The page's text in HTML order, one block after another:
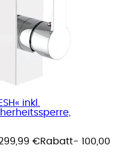
inkl.
€Rabatt- 100,00